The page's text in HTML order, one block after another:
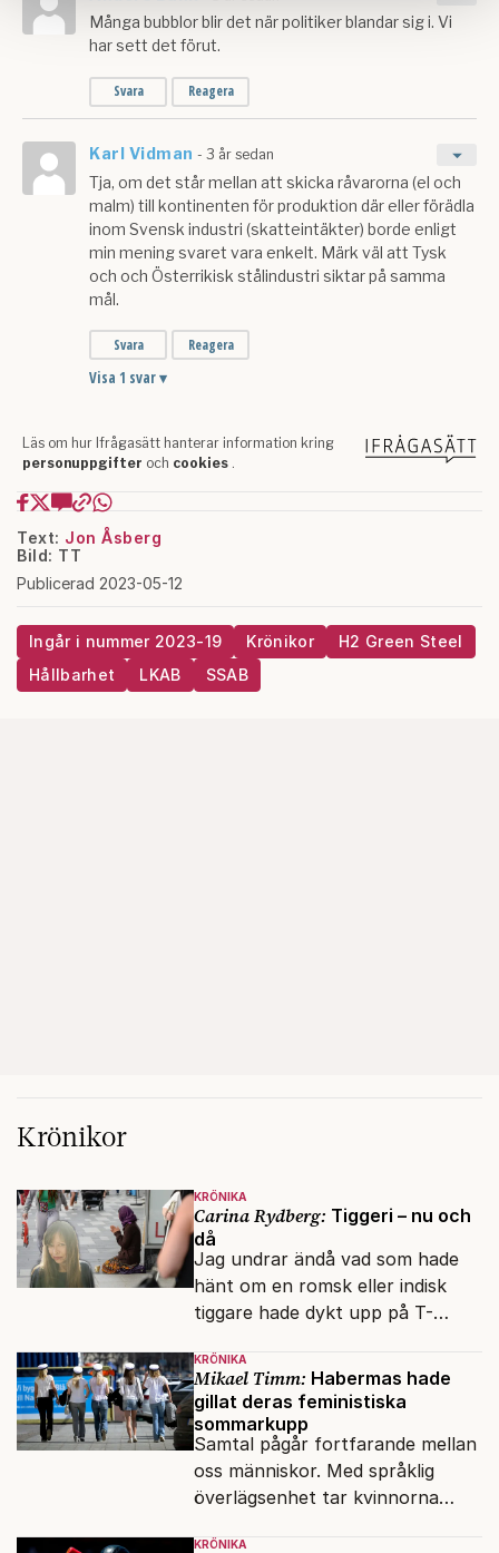
samlat in när du har använt deras tjänster.
Om du vill läsa mer om hur vi hanterar personuppgifter
Text: Jon Åsberg
Bild: TT
Publicerad 2023-05-12
Ingår i nummer 2023-19 Krönikor
H2 Green Steel
Hållbarhet
LKAB SSAB
Krönikor
KRÖNIKA
Carina Rydberg: Tiggeri – nu och
då
Jag undrar ändå vad som hade
hänt om en romsk eller indisk
tiggare hade dykt upp på T-
vilken det hade gått bra att
swisha.
KRÖNIKA
Mikael Timm: Habermas hade
gillat deras feministiska
sommarkupp
Samtal pågår fortfarande mellan
oss människor. Med språklig
överlägsenhet tar kvinnorna
KRÖNIKA